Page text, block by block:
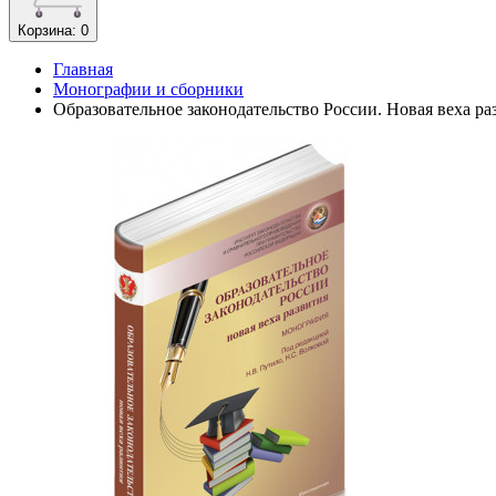
Корзина: 0
Главная
Монографии и сборники
Образовательное законодательство России. Новая веха